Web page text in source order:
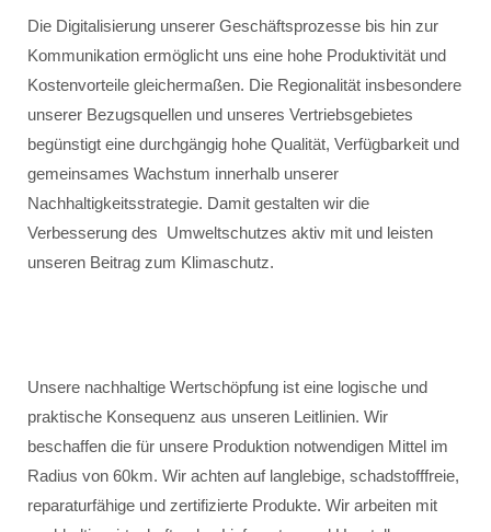
Die Digitalisierung unserer Geschäftsprozesse bis hin zur
Kommunikation ermöglicht uns eine hohe Produktivität und
Kostenvorteile gleichermaßen. Die Regionalität insbesondere
unserer Bezugsquellen und unseres Vertriebsgebietes
begünstigt eine durchgängig hohe Qualität, Verfügbarkeit und
gemeinsames Wachstum innerhalb unserer
Nachhaltigkeitsstrategie. Damit gestalten wir die
Verbesserung des Umweltschutzes aktiv mit und leisten
unseren Beitrag zum Klimaschutz.
Unsere nachhaltige Wertschöpfung ist eine logische und
praktische Konsequenz aus unseren Leitlinien. Wir
beschaffen die für unsere Produktion notwendigen Mittel im
Radius von 60km. Wir achten auf langlebige, schadstofffreie,
reparaturfähige und zertifizierte Produkte. Wir arbeiten mit